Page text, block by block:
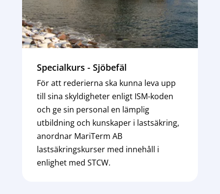
Specialkurs - Sjöbefäl
För att rederierna ska kunna leva upp
till sina skyldigheter enligt ISM-koden
och ge sin personal en lämplig
utbildning och kunskaper i lastsäkring,
anordnar MariTerm AB
lastsäkringskurser med innehåll i
enlighet med STCW.